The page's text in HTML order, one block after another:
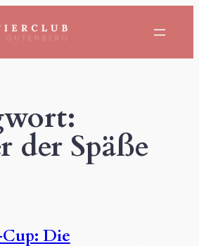
der Späße
Die